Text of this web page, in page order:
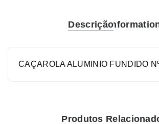
Descrição
CAÇAROLA ALUMINIO FUNDIDO
Produtos